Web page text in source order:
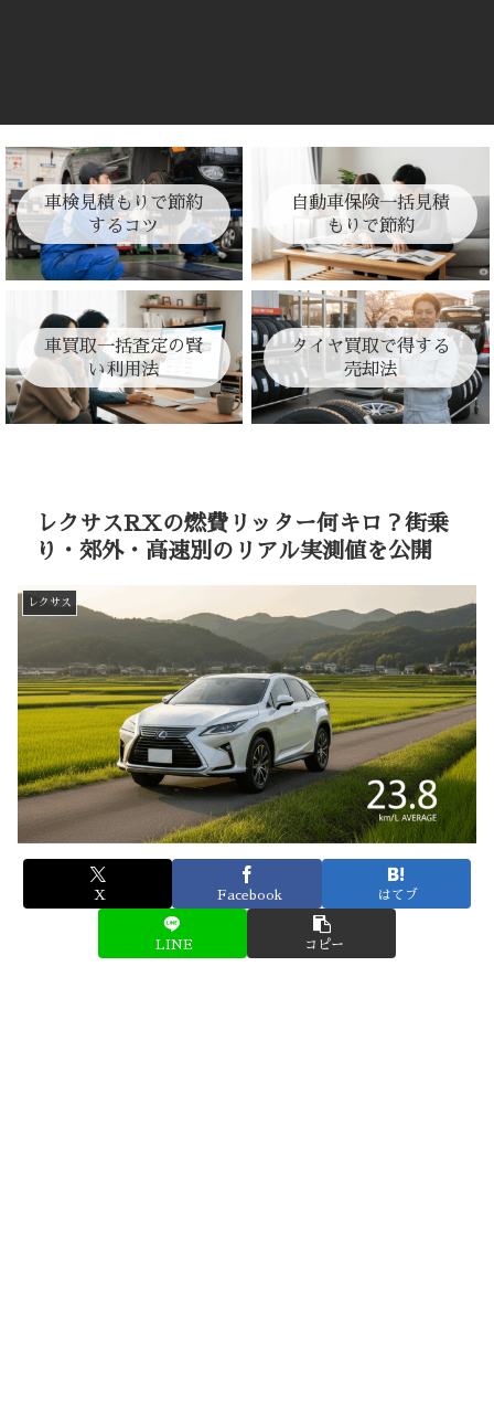
車検見積もりで節約
するコツ
自動車保険一括見積
もりで節約
車買取一括査定の賢
い利用法
タイヤ買取で得する
売却法
レクサスRXの燃費リッター何キロ？街乗
り・郊外・高速別のリアル実測値を公開
レクサス
X Facebook はてブ
LINE コピー